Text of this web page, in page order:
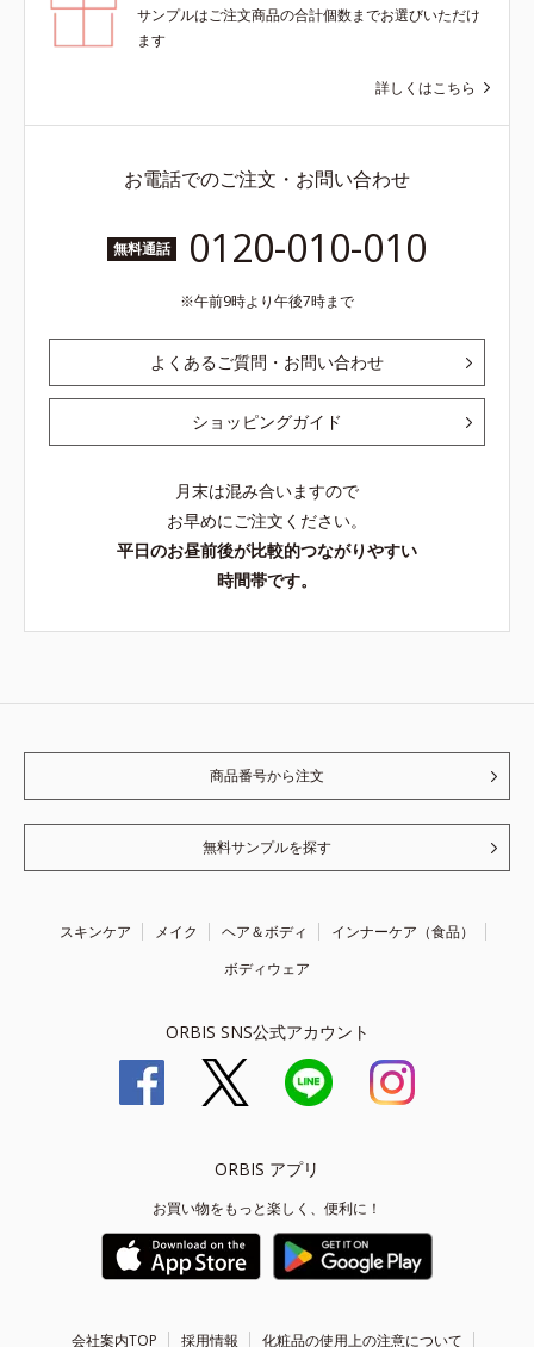
サンプルはご注文商品の合計個数までお選びいただけ
ます
詳しくはこちら
お電話でのご注文・お問い合わせ
無料通話 0120-010-010
午前9時より午後7時まで
よくあるご質問・お問い合わせ
ショッピングガイド
月末は混み合いますので
お早めにご注文ください。
平日のお昼前後が比較的つながりやすい
時間帯です。
商品番号から注文
無料サンプルを探す
スキンケア メイク ヘア＆ボディ
インナーケア（食品）
ボディウェア
ORBIS SNS公式アカウント
ORBIS アプリ
お買い物をもっと楽しく、便利に！
会社案内TOP 採用情報 化粧品の使用上の注意について